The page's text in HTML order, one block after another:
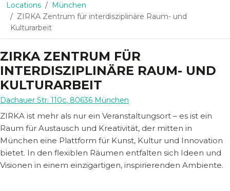
Locations
München
ZIRKA Zentrum für interdisziplinäre Raum- und
Kulturarbeit
ZIRKA ZENTRUM FÜR
INTERDISZIPLINÄRE RAUM- UND
KULTURARBEIT
Dachauer Str. 110c, 80636 München
ZIRKA ist mehr als nur ein Veranstaltungsort – es ist ein
Raum für Austausch und Kreativität, der mitten in
München eine Plattform für Kunst, Kultur und Innovation
bietet. In den flexiblen Räumen entfalten sich Ideen und
Visionen in einem einzigartigen, inspirierenden Ambiente.